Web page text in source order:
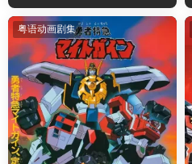
任务 勇者王FINAL粤语版
粤语动画剧集